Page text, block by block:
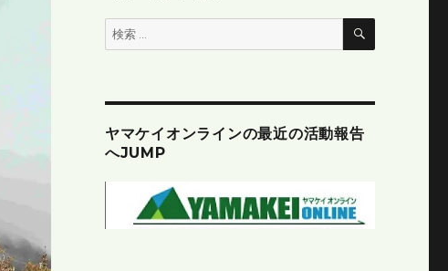
検
索:
検
ヤマケイオンラインの最近の活動報告
へJUMP